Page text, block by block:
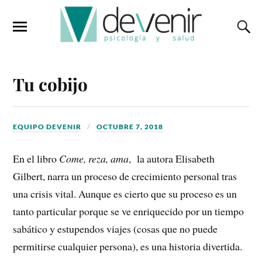
Tu cobijo
EQUIPO DEVENIR OCTUBRE 7, 2018
En el libro Come, reza, ama, la autora Elisabeth
Gilbert, narra un proceso de crecimiento personal tras
una crisis vital. Aunque es cierto que su proceso es un
tanto particular porque se ve enriquecido por un tiempo
sabático y estupendos viajes (cosas que no puede
permitirse cualquier persona), es una historia divertida.